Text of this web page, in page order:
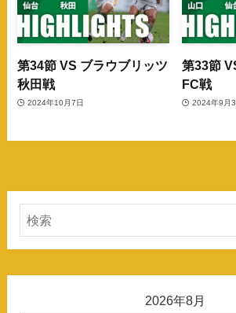
第34節 VS ブラウブリッツ
秋田戦
2024年10月7日
第33節
FC戦
2024年9月
2026年8月